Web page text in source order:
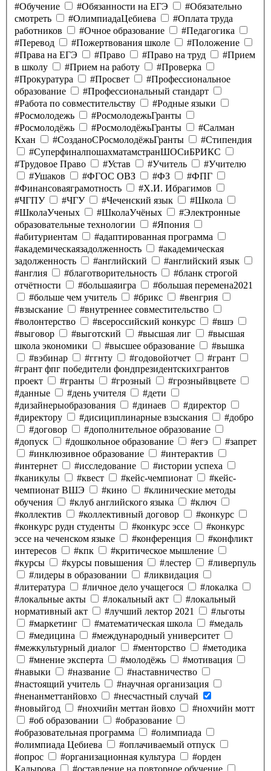
#Обучение
#Обязанности на ЕГЭ
#Обязательно
смотреть
#ОлимпиадаЦебиева
#Оплата труда
работников
#Очное образование
#Педагогика
#Перевод
#Пожертвования школе
#Положение
#Права на ЕГЭ
#Право #Право на труд
#Прием
в школу
#Прием на работу
#Проверка
#Прокуратура
#Просвет
#Профессиональное
образование
#Профессиональный стандарт
#Работа по совместительству
#Родные языки
#Росмолодежь
#РосмолодежьГранты
#Росмолодёжь
#РосмолодёжьГранты
#Салман
Кхан
#СозданоСРосмолодёжьГранты
#Стипендия
#СуперфиналпошахматамстранШОСиБРИКС
#Трудовое Право
#Устав #Учитель
#Учителю
#Ушаков
#ФГОС ОВЗ #ФЗ
#ФПГ
#Финансоваяграмотность
#Х.И. Ибрагимов
#ЧГПУ
#ЧГУ #Чеченский язык
#Школа
#ШколаУченых
#ШколаУчёных
#Электронные
образовательные технологии
#Япония
#абитуриентам
#адаптированная программа
#академическаязадолженность
#академическая
задолженность
#английский
#английский язык
#англия
#благотворительность
#бланк строгой
отчётности
#большаяигра
#большая перемена2021
#больше чем учитель
#брикс
#венгрия
#взыскание
#внутреннее совместительство
#волонтерство
#всероссийский конкурс
#вшэ
#выговор
#выготский #высшая лиг
#высшая
школа экономики
#высшее образование
#вышка
#вэбинар
#ггнту #годовойотчет
#грант
#грант фпг победители фондпрезидентскихгрантов
проект
#гранты #грозный
#грозныйвцвете
#данные
#день учителя
#дети
#дизайнерыобразования
#динаев
#директор
#директору
#дисициплинарные взыскания
#добро
#договор
#дополнительное образование
#допуск
#дошкольное образование #егэ
#запрет
#инклюзивное образование
#интерактив
#интернет
#исследование
#истории успеха
#каникулы
#квест #кейс-чемпионат
#кейс-
чемпионат ВШЭ
#кино
#клинические методы
обучения
#клуб английского языка
#ключ
#коллектив
#коллективный договор
#конкурс
#конкурс рудн студенты
#конкурс эссе
#конкурс
эссе на чеченском языке
#конференция
#конфликт
интересов
#кпк
#критическое мышление
#курсы
#курсы повышения #лестер
#ливерпуль
#лидеры в образовании
#ликвидация
#литература
#личное дело учащегося
#локалка
#локальные акты
#локальный акт
#локальный
нормативный акт
#лучший лектор 2021
#льготы
#маркетинг
#математическая школа
#медаль
#медицина
#международный университет
#межкультурный диалог
#менторство
#методика
#мнение эксперта
#молодёжь
#мотивация
#навыки
#название
#наставничество
#настоящий учитель
#научная организация
#ненанметтанйовхо
#несчастный случай
#новыйгод
#нохчийн меттан йовхо
#нохчийн мотт
#об образовании
#образование
#образовательная программа
#олимпиада
#олимпиада Цебиева
#оплачиваемый отпуск
#опрос
#организационная культура
#орден
Кадырова
#оставление на повторное обучение